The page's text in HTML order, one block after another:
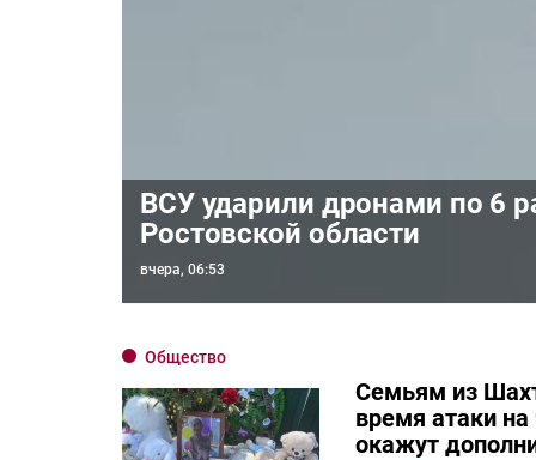
ВСУ ударили дронами по 6
Ростовской области
вчера, 06:53
Общество
Семьям из
время атаки
окажут